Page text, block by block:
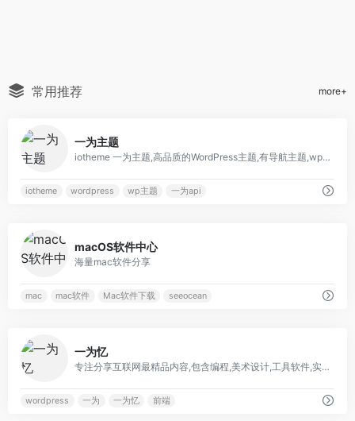
常用推荐 more+
一为主题
iotheme 一为主题,高品质的WordPress主题,有导航主题,wp主题,一为api,热搜榜等主题服务
iotheme wordpress wp主题 一为api
macOS软件中心
海量mac软件分享
mac mac软件 Mac软件下载 seeocean
一为忆
专注分享互联网最精品内容,包含编程,美术设计,工具软件,实用素材和资源,教程等几大分类的综合门户
wordpress 一为 一为忆 前端